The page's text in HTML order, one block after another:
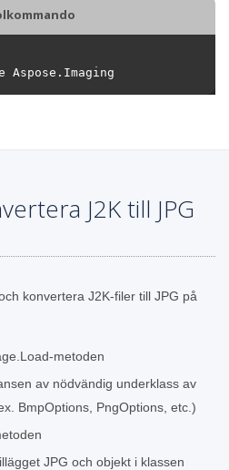
J2K till JPG
konvertera J2K-filer till JPG på
metoden
av nödvändig underklass av
BmpOptions, PngOptions, etc.)
JPG och objekt i klassen